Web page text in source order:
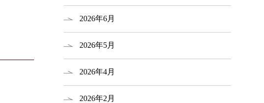
2026年6月
2026年5月
2026年4月
2026年2月